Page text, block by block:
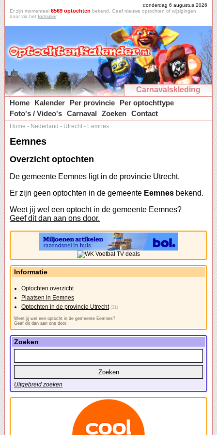
donderdag 6 augustus 2026
Er zijn momenteel 6569 optochten bekend. Geef nieuwe optochten of wijzigingen
door via het formulier.
Carnavalskleding
Home
Kalender Per provincie
Per optochttype
Foto's / Video's Carnaval Zoeken Contact
Home - Nederland - Utrecht - Eemnes
Eemnes
Overzicht optochten
De gemeente Eemnes ligt in de provincie Utrecht.
Er zijn geen optochten in de gemeente Eemnes bekend.
Weet jij wel een optocht in de gemeente Eemnes?
Geef dit dan aan ons door.
Informatie
Optochten overzicht
Plaatsen in Eemnes
Optochten in de provincie Utrecht (31)
Weet jij wel een optocht in de gemeente Eemnes?
Geef dit dan aan ons door.
Zoeken
Uitgebreid zoeken